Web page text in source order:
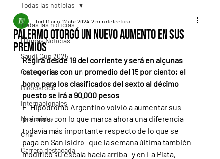
Todas las noticias
Últimas Noticias
Saudi Cup 2025
Carreras
Bloodstock
Internacionales
Nacionales
Cria
Carrera destacada
Todas las noticias
Palermo otorgó un nuevo aumento en sus
premios
Turf Diario 12 abr 2024 2 min de lectura
Regirá desde 19 del corriente y será en algunas
categorías con un promedio del 15 por ciento; el
bono para los clasificados del sexto al décimo
puesto se irá a 90.000 pesos
El Hipódromo Argentino volvió a aumentar sus
premios, con lo que marca ahora una diferencia
todavía más importante respecto de lo que se
paga en San Isidro -que la semana última también
modificó su escala hacia arriba- y en La Plata,